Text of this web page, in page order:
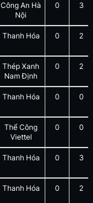
Công An Hà
Nội
0 3
Thanh Hóa 0 2
Thép Xanh
Nam Định
0 2
Thanh Hóa 0 0
Thể Công
Viettel
0 0
Thanh Hóa 0 3
Thanh Hóa 0 2